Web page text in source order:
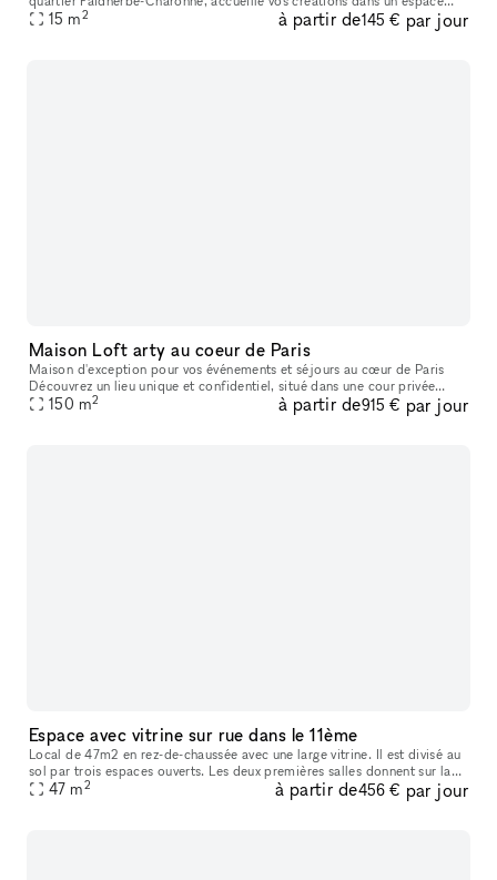
lumineux de 15m² avec vitrine et réserve en sous-sol. Vo
15 m2 à partir de145 € par jour
Maison Loft arty au coeur de Paris
Maison d'exception pour vos événements et séjours au cœur de Paris
Découvrez un lieu unique et confidentiel, situé dans une cour privée
végétalisée en plein cœur de Paris. Cet ancien atelier, réhabi
150 m2 à partir de915 € par jour
Espace avec vitrine sur rue dans le 11ème
Local de 47m2 en rez-de-chaussée avec une large vitrine. Il est divisé au
sol par trois espaces ouverts. Les deux premières salles donnent sur la
vitrine, avec un accès directement par celle-ci. La t
47 m2 à partir de456 € par jour